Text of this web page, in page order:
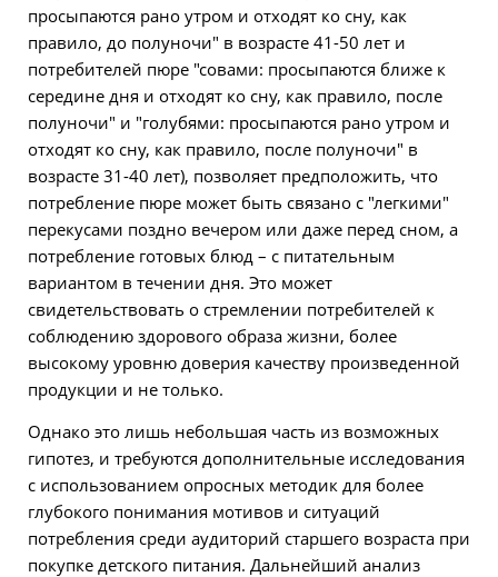
просыпаются рано утром и отходят ко сну, как
правило, до полуночи" в возрасте 41-50 лет и
потребителей пюре "совами: просыпаются ближе к
середине дня и отходят ко сну, как правило, после
полуночи" и "голубями: просыпаются рано утром и
отходят ко сну, как правило, после полуночи" в
возрасте 31-40 лет), позволяет предположить, что
потребление пюре может быть связано с "легкими"
перекусами поздно вечером или даже перед сном, а
потребление готовых блюд – с питательным
вариантом в течении дня. Это может
свидетельствовать о стремлении потребителей к
соблюдению здорового образа жизни, более
высокому уровню доверия качеству произведенной
продукции и не только.
Однако это лишь небольшая часть из возможных
гипотез, и требуются дополнительные исследования
с использованием опросных методик для более
глубокого понимания мотивов и ситуаций
потребления среди аудиторий старшего возраста при
покупке детского питания. Дальнейший анализ